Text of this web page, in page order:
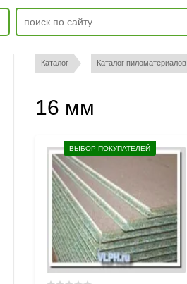
Каталог Каталог пиломатериалов
16 мм
ВЫБОР ПОКУПАТЕЛЕЙ